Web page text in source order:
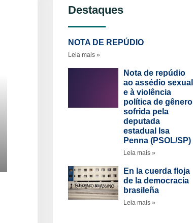
Destaques
NOTA DE REPÚDIO
Leia mais »
Nota de repúdio
ao assédio sexual
e à violência
política de gênero
sofrida pela
deputada
estadual Isa
Penna (PSOL/SP)
Leia mais »
En la cuerda floja
de la democracia
brasileña
Leia mais »